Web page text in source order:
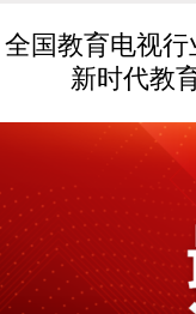
全国教育电视
新时代教
关于在全省中